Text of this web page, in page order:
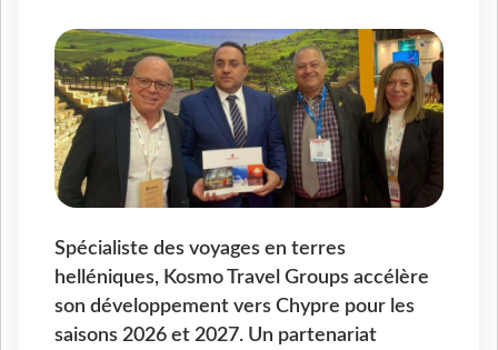
Spécialiste des voyages en terres
helléniques, Kosmo Travel Groups accélère
son développement vers Chypre pour les
saisons 2026 et 2027. Un partenariat